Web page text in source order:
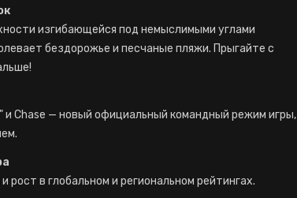
изгибающейся под немыслимыми углами
бездорожье и песчаные пляжи. Прыгайте с
и Chase — новый официальный командный режим игры,
в глобальном и региональном рейтингах.